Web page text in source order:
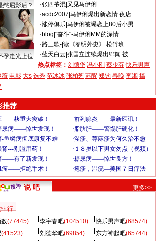
憋屈影后？
孕走光上位
·张四爷混| 又见马伊俐
·acdc2007 马伊俐爆出新恋情 夜店
·涨停俱乐| 马伊俐被曝恋上80后小男
·blog "奋斗"-马伊俐MM的深情
·路三歌-| 读《春明外史》:松竹班
·蓝天白云| 张国立连续爆出绯闻 被
热点标签： 刘德华 冯小刚 蔡少芬 快乐男声
薇 电影 大s 选秀 范冰冰 张柏芝 苏醒 郑钧 春晚 李湘 搞
推荐
说 吧 更多>>
行
数(77445) 李宇春吧(104510) 快乐男声吧(68574)
(41523) 刘德华吧(69854) 东方神起吧(65744)